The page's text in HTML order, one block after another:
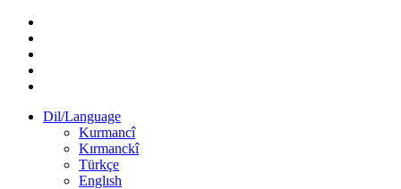
Dil/Language
Kurmancî
Kırmanckî
Türkçe
Englısh